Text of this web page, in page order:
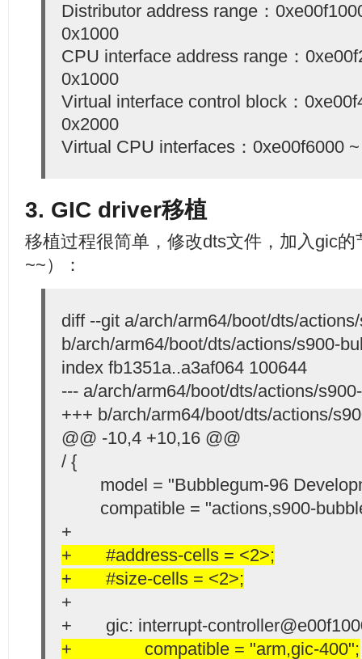
Distributor address range：
0x1000
CPU interface address range：
0x1000
Virtual interface control block：
0x2000
Virtual CPU interfaces：0xe00f6000
3. GIC driver移植
移植过程很简单，修改dts文件，加入gic
~~）：
diff --git a/arch/arm64/boot/dts/
b/arch/arm64/boot/dts/actions/s900-
index fb1351a..a3af064 100644
--- a/arch/arm64/boot/dts/actions/
+++ b/arch/arm64/boot/dts/actions/
@@ -10,4 +10,16 @@
/ {
model = "Bubblegum-96
compatible = "actions,s900-
+
+ #address-cells = <2>;
+ #size-cells = <2>;
+
+ gic: interrupt-
+ compatible = "arm,gic-400";